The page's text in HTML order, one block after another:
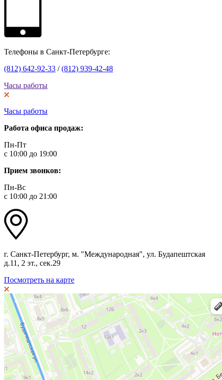
Телефоны в Санкт-Петербурге:
(812) 642-92-33 /(812) 939-42-48
Часы работы
Часы работы
Работа офиса продаж:
Пн-Пт
с 10:00 до 19:00
Прием звонков:
Пн-Вс
с 10:00 до 21:00
г. Санкт-Петербург, м. "Международная", ул. Будапештская
д.11, 2 эт., сек.29
Посмотреть на карте